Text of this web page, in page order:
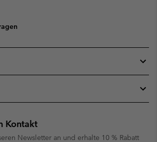
Kontakt
Newsletter an und erhalte 10 % Rabatt